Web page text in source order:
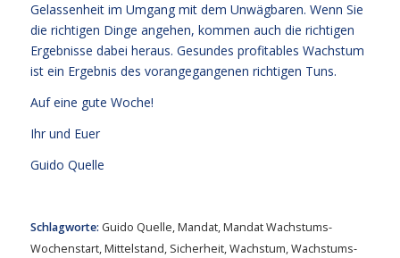
Gelassenheit im Umgang mit dem Unwägbaren. Wenn Sie
die richtigen Dinge angehen, kommen auch die richtigen
Ergebnisse dabei heraus. Gesundes profitables Wachstum
ist ein Ergebnis des vorangegangenen richtigen Tuns.
Auf eine gute Woche!
Ihr und Euer
Guido Quelle
Schlagworte: Guido Quelle,Mandat,Mandat Wachstums-
Wochenstart,Mittelstand, Sicherheit,Wachstum,Wachstums-